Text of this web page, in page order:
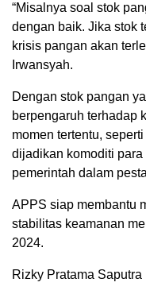
“Misalnya soal stok
dengan baik. Jika stok
krisis pangan akan
Irwansyah.
Dengan stok pangan
berpengaruh terhadap
momen tertentu,
dijadikan komoditi
pemerintah dalam
APPS siap membantu
stabilitas keamanan
2024.
Rizky Pratama Saputra